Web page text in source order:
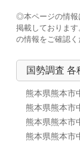
◎本ページの情報
掲載しておりま
の情報をご確認く
国勢調査 各
熊本県熊本市
熊本県熊本市
熊本県熊本市
熊本県熊本市